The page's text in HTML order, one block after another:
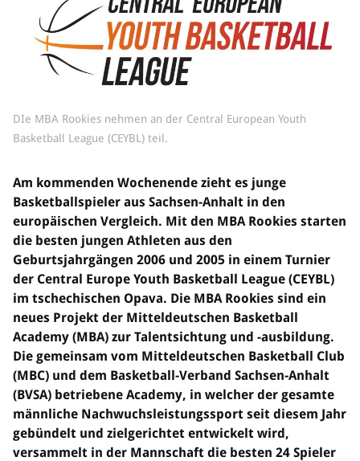
Sponsoren & Partner
Sportorganisation
Philosophie
Digitaler Spielberichtsbogen
Leistungssport
Ausrichtung
Auswahlen
Mitteldeutsche Liga (MDL)
Jugend & Schulsport
Allgemeines
Projekte
Bildung
Info
Trainerwesen
Bildungsnetzwerk
DIe MBA Rookies nehmen an der Central European Youth
Basketball League (CEYBL) teil.
Am kommenden Wochenende zieht es junge
Basketballspieler aus Sachsen-Anhalt in den
europäischen Vergleich. Mit den MBA Rookies starten
die besten jungen Athleten aus den
Geburtsjahrgängen 2006 und 2005 in einem Turnier
der Central Europe Youth Basketball League (CEYBL)
im tschechischen Opava. Die MBA Rookies sind ein
neues Projekt der Mitteldeutschen Basketball
Academy (MBA) zur Talentsichtung und -ausbildung.
Die gemeinsam vom Mitteldeutschen Basketball Club
(MBC) und dem Basketball-Verband Sachsen-Anhalt
(BVSA) betriebene Academy, in welcher der gesamte
männliche Nachwuchsleistungssport seit diesem Jahr
gebündelt und zielgerichtet entwickelt wird,
versammelt in der Mannschaft die besten 24 Spieler